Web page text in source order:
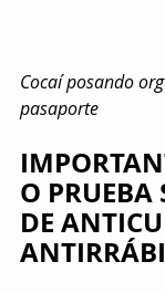
Cocaí posando
pasaporte
O PRUEBA
DE